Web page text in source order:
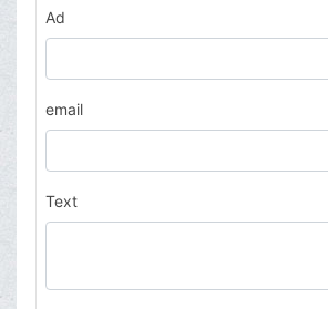
Ad
email
Text